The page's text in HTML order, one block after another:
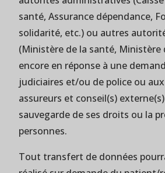
santé, Assurance dépendance,
solidarité, etc.) ou autres
(Ministère de la santé, Ministère
encore en réponse à une
judiciaires et/ou de police ou
assureurs et conseil(s)
sauvegarde de ses droits ou la
personnes.
Tout transfert de données